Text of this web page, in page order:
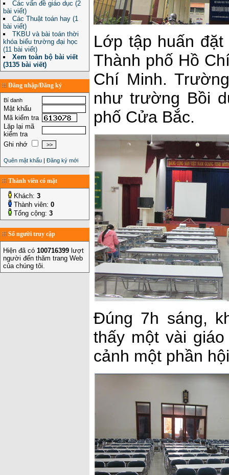
Các vấn đề giáo dục (2
bài viết)
Các Thuật toán hay (1
bài viết)
TKBU và bài toán thời
khóa biểu trường đại học
(11 bài viết)
Xem toàn bộ bài viết
(3135 bài viết)
Đăng nhập/Đăng ký
Bí danh
Mật khẩu
Mã kiểm tra
Lặp lại mã
kiểm tra
Ghi nhớ
Quên mật khẩu | Đăng ký mới
Thành viên có mặt
Khách: 3
Thành viên: 0
Tổng cộng: 3
Số người truy cập
Hiện đã có 100716399 lượt
người đến thăm trang Web
của chúng tôi.
Lớp tập huấn
Thành phố Hồ
Chí Minh.
như trường Bồi
phố Cửa Bắc.
Đúng 7h sáng,
thấy một vài
cảnh một phần